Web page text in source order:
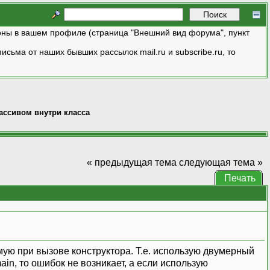
в вашем профиле (страница "Внешний вид форума", пункт
от наших бывших рассылок mail.ru и subscribe.ru, то
внутри класса
« предыдущая тема следующая тема »
Печать
при вызове конструктора. Т.е. использую двумерный
то ошибок не возникает, а если использую